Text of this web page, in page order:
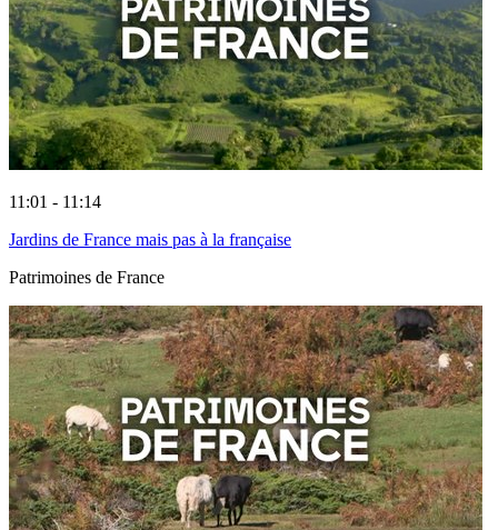
11:01 - 11:14
Jardins de France mais pas à la française
Patrimoines de France